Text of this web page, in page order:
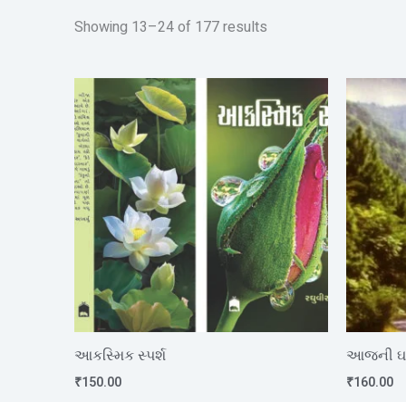
Showing 13–24 of 177 results
આકસ્મિક સ્પર્શ
₹150.00
આજની
₹160.00